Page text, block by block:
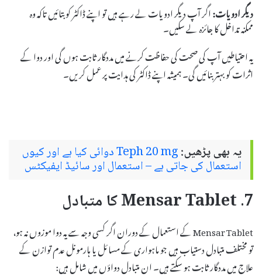
دیگر ادویات:اگر آپ دیگر ادویات لے رہے ہیں تو اپنے ڈاکٹر کو بتائیں تاکہ وہ
ممکنہ تداخل کا جائزہ لے سکیں۔
یہ احتیاطیں آپ کی صحت کی حفاظت کرنے میں مددگار ثابت ہوں گی اور دوا کے
اثرات کو بہتر بنائیں گی۔ ہمیشہ اپنے ڈاکٹر کی ہدایت پر عمل کریں۔
یہ بھی پڑھیں: Teph 20 mg دوائی کیا ہے اور کیوں
استعمال کی جاتی ہے – استعمال اور سائیڈ ایفیکٹس
7. Mensar Tablet کا متبادل
Mensar Tablet کے استعمال کے دوران اگر کسی وجہ سے یہ دوا موزوں نہ ہو،
تو مختلف متبادل دستیاب ہیں جو ماہواری کے مسائل یا ہارمونل عدم توازن کے
علاج میں مددگار ثابت ہو سکتے ہیں۔ ان متبادل دواؤں میں شامل ہیں: